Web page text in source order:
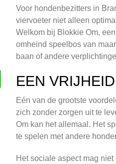
Voor hondenbezitters in
viervoeter niet alleen
Welkom bij Blokkie Om,
omheind speelbos van
baan of andere
EEN
Eén van de grootste
zich zonder zorgen uit te
Om kan het allemaal. Het
te spelen met andere
Het sociale aspect mag